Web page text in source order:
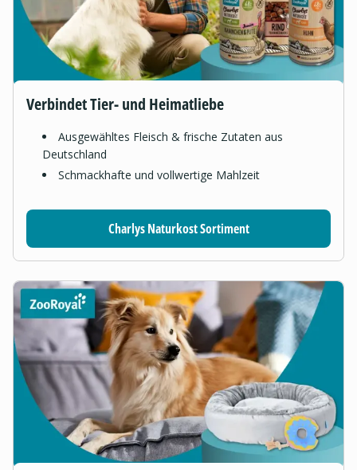
Verbindet Tier- und Heimatliebe
Ausgewähltes Fleisch & frische Zutaten aus
Deutschland
Schmackhafte und vollwertige Mahlzeit
Charlys Naturkost Sortiment